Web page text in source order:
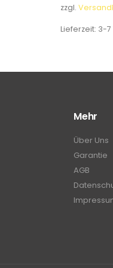
zzgl.
Lieferzeit: 3-7
Mehr
Über Uns
Garantie
AGB